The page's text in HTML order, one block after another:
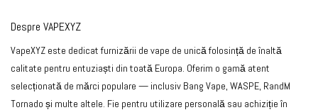
Despre VAPEXYZ
VapeXYZ este dedicat furnizării de vape de unică folosință de înaltă
calitate pentru entuziaști din toată Europa. Oferim o gamă atent
selecționată de mărci populare — inclusiv Bang Vape, WASPE, RandM
Tornado și multe altele. Fie pentru utilizare personală sau achiziție în